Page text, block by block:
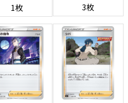
1枚 3枚